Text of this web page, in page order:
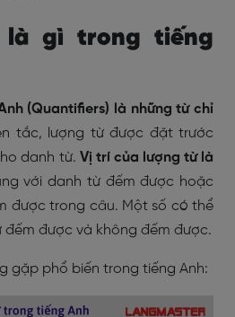
là gì trong tiếng
(Quantifiers) là những từ chỉ
tắc, lượng từ được đặt trước
danh từ. Vị trí của lượng từ là
với danh từ đếm được hoặc
được trong câu. Một số có thể
được và không đếm được.
gặp phổ biến trong tiếng Anh: